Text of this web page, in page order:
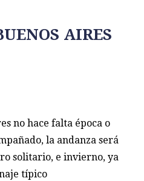
AIRES
no hace falta época o
la andanza será
solitario, e invierno, ya
típico